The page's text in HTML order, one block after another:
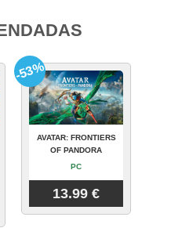
AVATAR: FRONTIERS
OF PANDORA
PC
13.99 €
-53%